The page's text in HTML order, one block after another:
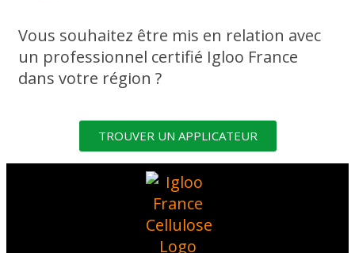
Vous souhaitez être mis en relation avec
un professionnel certifié Igloo France
dans votre région ?
TROUVER UN APPLICATEUR